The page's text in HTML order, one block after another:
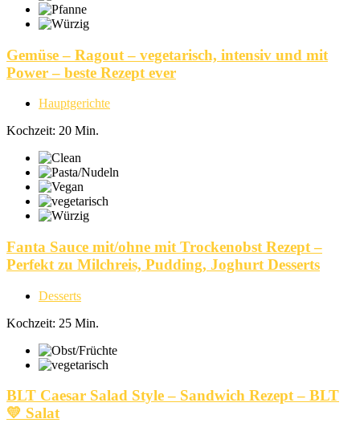
Gemüse – Ragout – vegetarisch, intensiv und mit
Power – beste Rezept ever
Hauptgerichte
Kochzeit: 20 Min.
Fanta Sauce mit/ohne mit Trockenobst Rezept –
Perfekt zu Milchreis, Pudding, Joghurt Desserts
Desserts
Kochzeit: 25 Min.
BLT Caesar Salad Style – Sandwich Rezept – BLT
💛 Salat